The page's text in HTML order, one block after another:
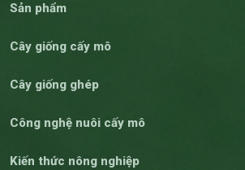
Sản phẩm
Cây giống cấy mô
Cây giống ghép
Công nghệ nuôi cấy mô
Kiến thức nông nghiệp